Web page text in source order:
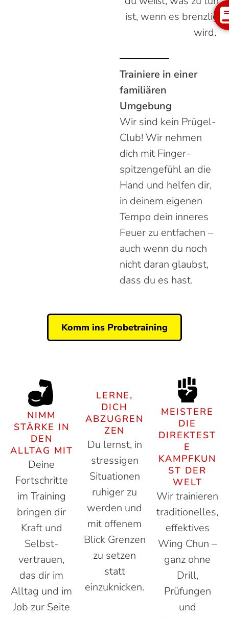
ist, wenn es brenzlig
wird.
Trainiere in einer
familiären
Umgebung
Wir sind kein Prügel-
Club! Wir nehmen
dich mit Finger­
spitzen­gefühl an die
Hand und helfen dir,
in deinem eigenen
Tempo dein inneres
Feuer zu entfachen –
auch wenn du noch
nicht daran glaubst,
dass du es hast.
Komm ins Probetraining
NIMM
STÄRKE IN
DEN
ALLTAG MIT
Deine
Fortschritte
im Training
bringen dir
Kraft und
Selbst­
vertrauen,
das dir im
Alltag und im
Job zur Seite
LERNE,
DICH
ABZUGREN
ZEN
Du lernst, in
stressigen
Situationen
ruhiger zu
werden und
mit offenem
Blick Grenzen
zu setzen
statt
einzuknicken.
MEISTERE
DIE
DIREKTEST
E
KAMPFKUN
ST DER
WELT
Wir trainieren
traditionelles,
effektives
Wing Chun –
ganz ohne
Drill,
Prüfungen
und